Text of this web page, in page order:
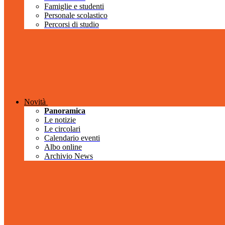
Famiglie e studenti
Personale scolastico
Percorsi di studio
Novità
Panoramica
Le notizie
Le circolari
Calendario eventi
Albo online
Archivio News